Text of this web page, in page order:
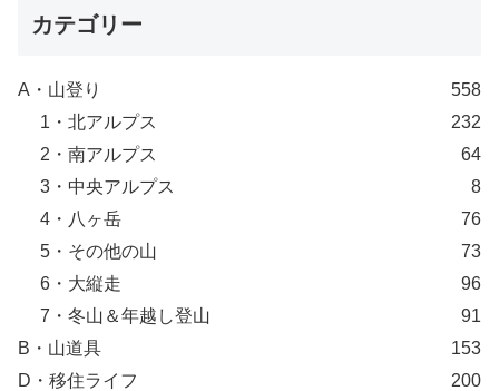
カテゴリー
A・山登り
558
1・北アルプス
232
2・南アルプス
64
3・中央アルプス
8
4・八ヶ岳
76
5・その他の山
73
6・大縦走
96
7・冬山＆年越し登山
91
B・山道具
153
D・移住ライフ
200